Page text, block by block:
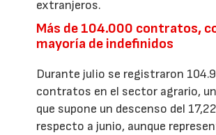
extranjeros.
Más de 104.000 contratos,
mayoría de indefinidos
Durante julio se registraron
contratos en el sector agrario,
que supone un descenso del
respecto a junio, aunque